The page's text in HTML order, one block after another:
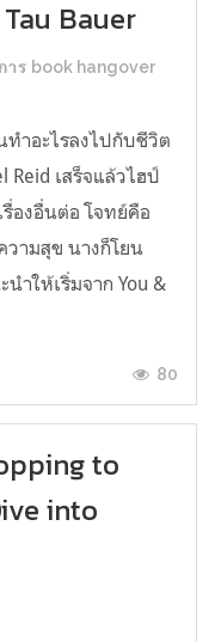
Bauer
าร book hangover
ำอะไรลงไปกับชีวิต
Reid เสร็จแล้วไฮป์
รื่องอื่นต่อ โจทย์คือ
วามสุข นางก็โยน
ำให้เริ่มจาก You &
80
to
into